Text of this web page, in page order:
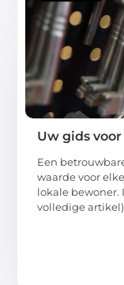
Uw gids
Een
waarde voor
lokale bewoner.
volledige